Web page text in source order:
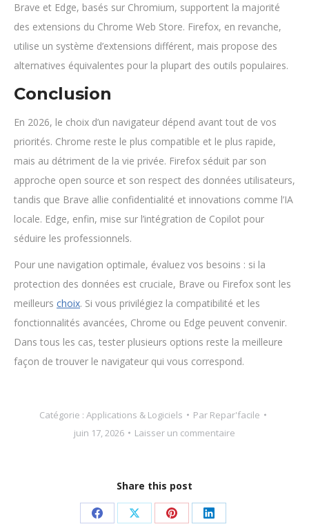
Brave et Edge, basés sur Chromium, supportent la majorité
des extensions du Chrome Web Store. Firefox, en revanche,
utilise un système d’extensions différent, mais propose des
alternatives équivalentes pour la plupart des outils populaires.
Conclusion
En 2026, le choix d’un navigateur dépend avant tout de vos
priorités. Chrome reste le plus compatible et le plus rapide,
mais au détriment de la vie privée. Firefox séduit par son
approche open source et son respect des données utilisateurs,
tandis que Brave allie confidentialité et innovations comme l’IA
locale. Edge, enfin, mise sur l’intégration de Copilot pour
séduire les professionnels.
Pour une navigation optimale, évaluez vos besoins : si la
protection des données est cruciale, Brave ou Firefox sont les
meilleurs choix. Si vous privilégiez la compatibilité et les
fonctionnalités avancées, Chrome ou Edge peuvent convenir.
Dans tous les cas, tester plusieurs options reste la meilleure
façon de trouver le navigateur qui vous correspond.
Catégorie : Applications & Logiciels Par Repar'facile
juin 17, 2026
Laisser un commentaire
Share this post
PartagerPartagerPartagerPartager